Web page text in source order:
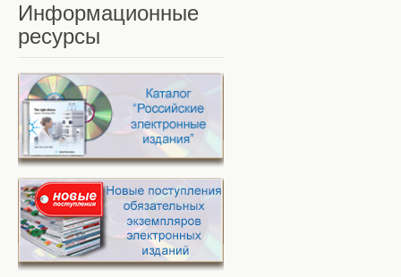
Информационные
ресурсы